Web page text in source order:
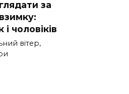
за
чоловіків
вітер,